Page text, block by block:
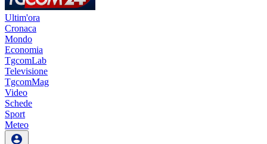
Ultim'ora
Cronaca
Mondo
Economia
TgcomLab
Televisione
TgcomMag
Video
Schede
Sport
Meteo